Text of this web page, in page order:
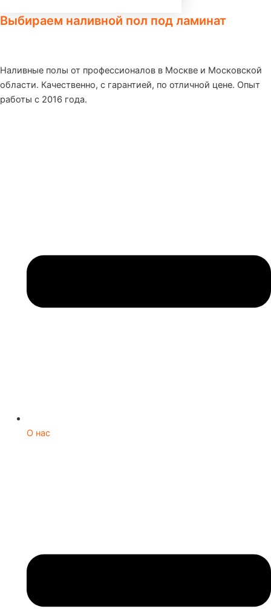
Выбираем наливной пол под ламинат
Наливные полы от профессионалов в Москве и Московской
области. Качественно, с гарантией, по отличной цене. Опыт
работы с 2016 года.
О нас